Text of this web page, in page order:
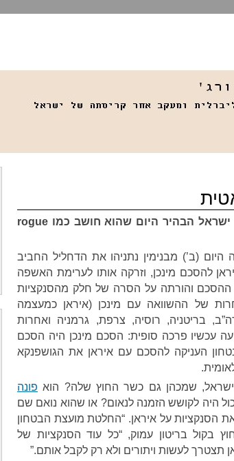
הבהיר היום שהוא חושב כמו rogue
(ב’) מבנימין נתניהו את הדחליל החביב
להסכם מינכן, וזרקה אותו לערימת האשפה
ההסכם והורתה על הסרה של חלק מהסנקציות
של ההשוואה עם מינכן (איראן כמעצמה
בריטניה, רוסיה, צרפת, גרמניה ואחרות
עכשיו פרכה סופית: הסכם מינכן היה הסכם
העניקה להסכם עם איראן את הגושפנקא
שמכהן גם כשר החוץ שלה? הוא פונה
היה לקושש הזמנה לנאום? או שהוא נואם שם
הסנקציות על איראן. “החלטת מועצת הבטחון
בקול בריטון עמוק, “כל עוד הסנקציות של
תצטרך לעשות ויתורים ולא רק לקבל אותם.”